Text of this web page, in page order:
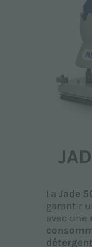
LaJade
garantir
avec une